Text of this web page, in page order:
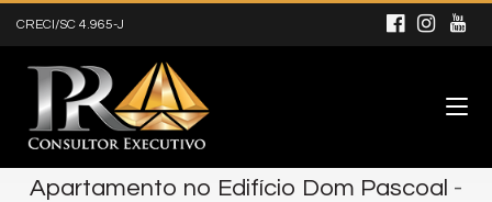
CRECI/SC 4.965-J
Apartamento no Edifício Dom Pascoal -